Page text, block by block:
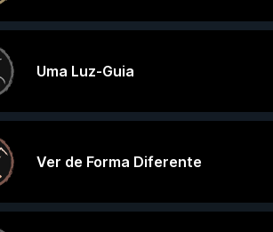
Uma Luz-Guia
Ver de Forma Diferente